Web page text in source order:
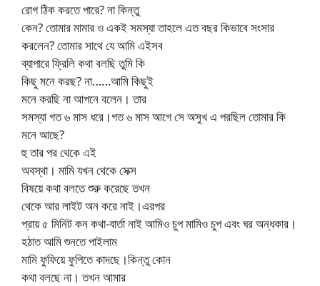
রোগ ঠিক করতে পারে? না কিন্তু
কেন? তোমার মামার ও একই সমস্যা তাহলে এত বছর কিভাবে সংসার
করলেন? তোমার সাথে যে আমি এইসব
ব্যাপারে ফ্রিলি কথা বলছি তুমি কি
কিছু মনে করছ? না……আমি কিছুই
মনে করছি না আপনে বলেন। তার
সমস্যা গত ৬ মাস ধরে।গত ৬ মাস আগে সে অসুখ এ পরছিল তোমার কি
মনে আছে?
হু তার পর থেকে এই
অবস্থা। মামি যখন থেকে সেক্স
বিষয়ে কথা বলতে শুরু করেছে তখন
থেকে আর লাইট অন করে নাই।এরপর
প্রায় ৫ মিনিট কন কথা-বার্তা নাই আমিও চুপ মামিও চুপ এবং ঘর অন্ধকার।
হঠাত আমি শুনতে পাইলাম
মামি ফুফিয়ে ফুপিতে কাদছে।কিন্তু কোন
কথা বলছে না। তখন আমার